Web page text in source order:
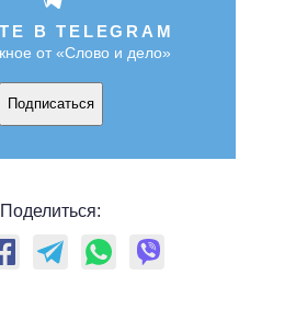
В TELEGRAM
от «Слово и дело»
Подписаться
Поделиться: